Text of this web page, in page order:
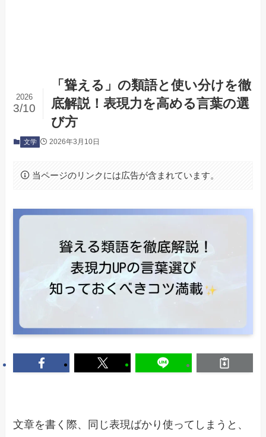
「聳える」の類語と使い分けを徹
底解説！表現力を高める言葉の選
び方
2026
3/10
文学 2026年3月10日
当ページのリンクには広告が含まれています。
文章を書く際、同じ表現ばかり使ってしまうと、